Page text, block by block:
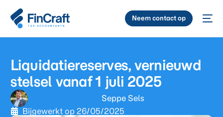
Neem contact op
Liquidatiereserves, vernieuwd
stelsel vanaf 1 juli 2025
Seppe Sels
Bijgewerkt op 26/05/2025